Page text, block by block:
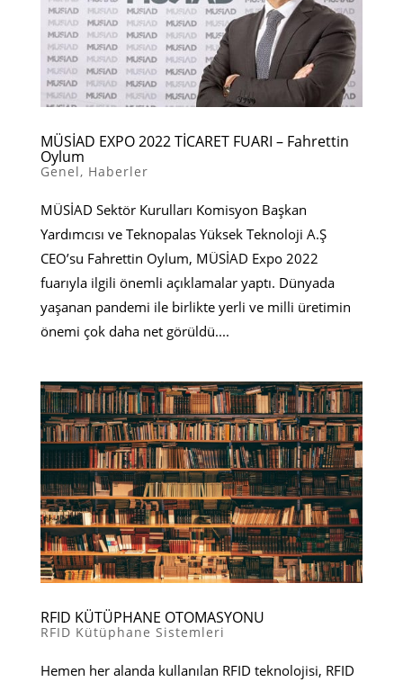
MÜSİAD EXPO 2022 TİCARET FUARI – Fahrettin
Oylum
Genel, Haberler
MÜSİAD Sektör Kurulları Komisyon Başkan
Yardımcısı ve Teknopalas Yüksek Teknoloji A.Ş
CEO’su Fahrettin Oylum, MÜSİAD Expo 2022
fuarıyla ilgili önemli açıklamalar yaptı. Dünyada
yaşanan pandemi ile birlikte yerli ve milli üretimin
önemi çok daha net görüldü....
RFID KÜTÜPHANE OTOMASYONU
RFID Kütüphane Sistemleri
Hemen her alanda kullanılan RFID teknolojisi, RFID